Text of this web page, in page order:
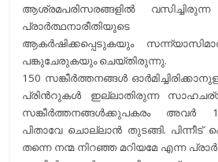
ആശ്രമപരിസരങ്ങളില്‍
പ്രാര്‍ത്ഥനാരീതിയുടെ
ആകര്‍ഷിക്കപ്പെടുകയും
പങ്കുചേരുകയും ചെയ്തിരുന്നു.
150 സങ്കീര്‍ത്തനങ്ങള്‍
പ്രിന്‍റുകള്‍ ഇല്ലാതിരുന്ന
സങ്കീര്‍ത്തനങ്ങള്‍ക്കുപകരം അവര്‍
പിതാവേ ചൊല്ലാന്‍ തുടങ്ങി.
തന്നെ നന്മ നിറഞ്ഞ മറിയമേ എന്ന